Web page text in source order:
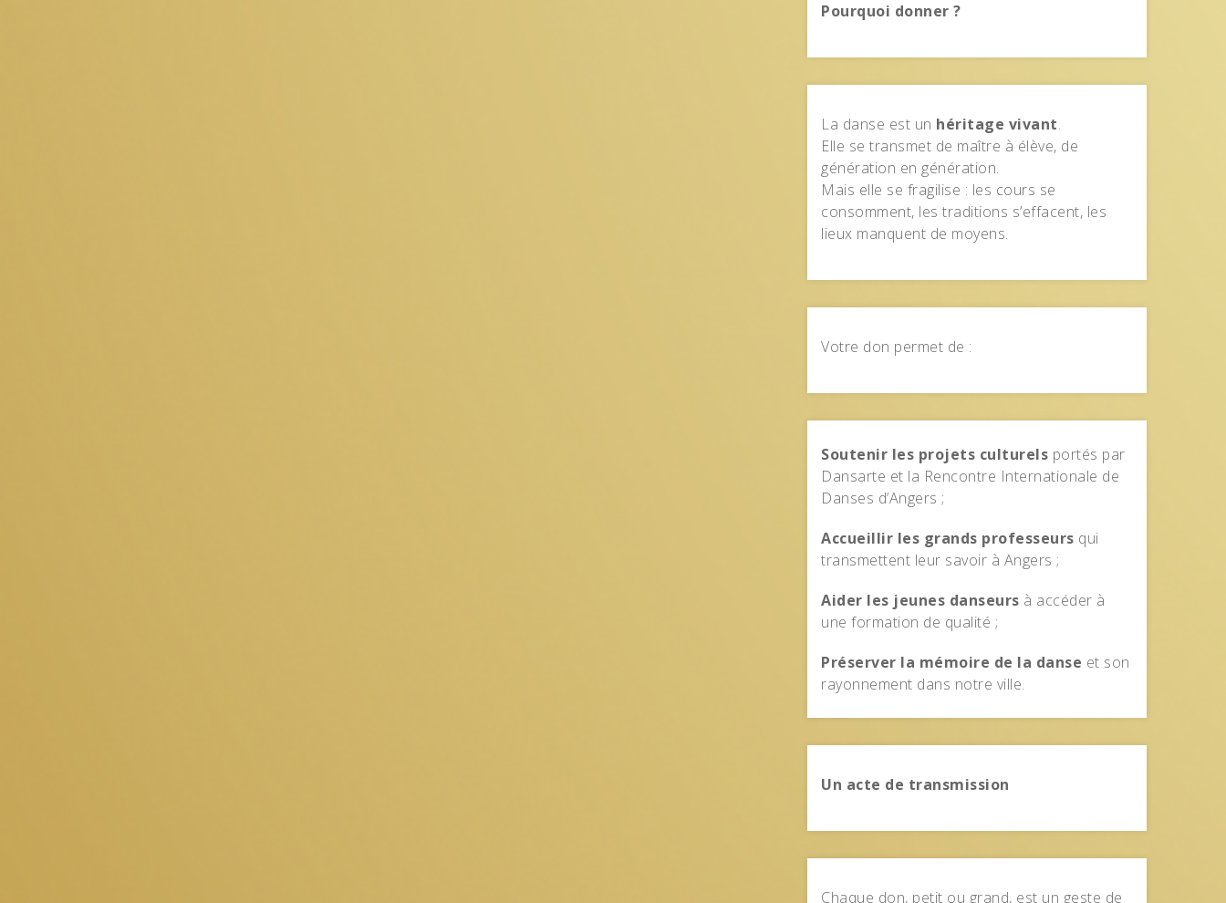
Pourquoi donner ?
La danse est un héritage vivant.
Elle se transmet de maître à élève, de
génération en génération.
Mais elle se fragilise : les cours se
consomment, les traditions s’effacent, les
lieux manquent de moyens.
Votre don permet de :
Soutenir les projets culturels portés par
Dansarte et la Rencontre Internationale de
Danses d’Angers ;
Accueillir les grands professeurs qui
transmettent leur savoir à Angers ;
Aider les jeunes danseurs à accéder à
une formation de qualité ;
Préserver la mémoire de la danse et son
rayonnement dans notre ville.
Un acte de transmission
Chaque don, petit ou grand, est un geste de